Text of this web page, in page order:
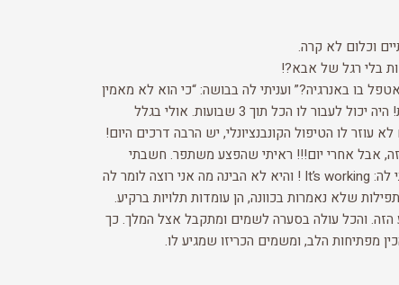
וכלום לא קרה.
בלי רגל של אבא?!
בו באנרגיה?” ועניתי לה בבושה: “כי הוא לא מאמין
בזה”. “לא משנה לי-יעל ענתה, אני עושה את זה בשבילך,את צריכה פה עזרה!” וכמה דקות היה שקט בטלפון, פתאום יעל אמרה: מצטערת! היה יכול לעבור לו הכל תוך 3 שבועות. אולי בגלל
לו הטיפול הקונבנציונלי, יש הרבה דרכים היום!
אבל אחרי יום!!! ראיתי שהפצע משתפר. חשבתי
שאני מדמיינת! חיכיתי למחרת היום-וראיתי שהפצע מתחיל להיסגר! רקדתי משמחה! ישר ידעתי שזה בזכות יעל! התקשרתי אליה וצעקתי לה: It’s working ! והיא לא הבינה מה אני רוצה לומר לה
שלא נאמרות בכוונה, הן עומדות תלויות ברקיע.
והכל עולה בסערה לשמים ומתקבל אצל המלך. כך
מפתיחות הלב, ומשמים הכריזו שמגיע לו.